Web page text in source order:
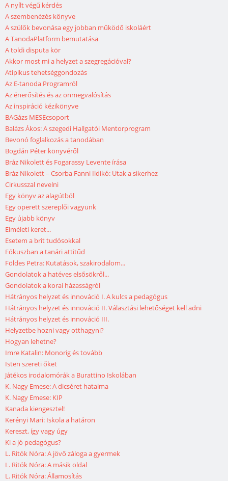
A nyílt végű kérdés
A szembenézés könyve
A szülők bevonása egy jobban működő iskoláért
A TanodaPlatform bemutatása
A toldi disputa kör
Akkor most mi a helyzet a szegregációval?
Atipikus tehetséggondozás
Az E-tanoda Programról
Az énerősítés és az önmegvalósítás
Az inspiráció kézikönyve
BAGázs MESEcsoport
Balázs Ákos: A szegedi Hallgatói Mentorprogram
Bevonó foglalkozás a tanodában
Bogdán Péter könyvéről
Bráz Nikolett és Fogarassy Levente írása
Bráz Nikolett – Csorba Fanni Ildikó: Utak a sikerhez
Cirkusszal nevelni
Egy könyv az alagútból
Egy operett szereplői vagyunk
Egy újabb könyv
Elméleti keret...
Esetem a brit tudósokkal
Fókuszban a tanári attitűd
Földes Petra: Kutatások, szakirodalom...
Gondolatok a hatéves elsősökről...
Gondolatok a korai házasságról
Hátrányos helyzet és innováció I. A kulcs a pedagógus
Hátrányos helyzet és innováció II. Választási lehetőséget kell adni
Hátrányos helyzet és innováció III.
Helyzetbe hozni vagy otthagyni?
Hogyan lehetne?
Imre Katalin: Monorig és tovább
Isten szereti őket
Játékos irodalomórák a Burattino Iskolában
K. Nagy Emese: A dicséret hatalma
K. Nagy Emese: KIP
Kanada kiengesztel!
Kerényi Mari: Iskola a határon
Kereszt, így vagy úgy
Ki a jó pedagógus?
L. Ritók Nóra: A jövő záloga a gyermek
L. Ritók Nóra: A másik oldal
L. Ritók Nóra: Államosítás